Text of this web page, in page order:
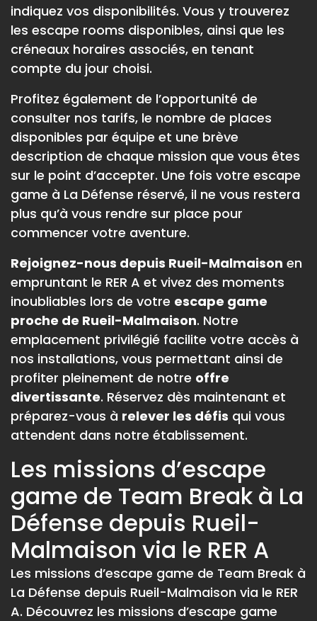
indiquez vos disponibilités. Vous y trouverez
les escape rooms disponibles, ainsi que les
créneaux horaires associés, en tenant
compte du jour choisi.
Profitez également de l’opportunité de
consulter nos tarifs, le nombre de places
disponibles par équipe et une brève
description de chaque mission que vous êtes
sur le point d’accepter. Une fois votre escape
game à La Défense réservé, il ne vous restera
plus qu’à vous rendre sur place pour
commencer votre aventure.
Rejoignez-nous depuis Rueil-Malmaison en
empruntant le RER A et vivez des moments
inoubliables lors de votre escape game
proche de Rueil-Malmaison. Notre
emplacement privilégié facilite votre accès à
nos installations, vous permettant ainsi de
profiter pleinement de notre offre
divertissante. Réservez dès maintenant et
préparez-vous à relever les défis qui vous
attendent dans notre établissement.
Les missions d’escape
game de Team Break à La
Défense depuis Rueil-
Malmaison via le RER A
Les missions d’escape game de Team Break à
La Défense depuis Rueil-Malmaison via le RER
A. Découvrez les missions d’escape game